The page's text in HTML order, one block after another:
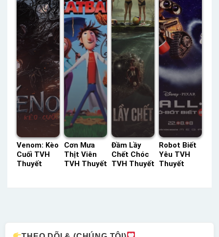
Venom: Kèo
Cuối TVH
Thuyết
Cơn Mưa
Thịt Viên
TVH Thuyết
Đầm Lầy
Chết Chóc
TVH Thuyết
Robot Biết
Yêu TVH
Thuyết